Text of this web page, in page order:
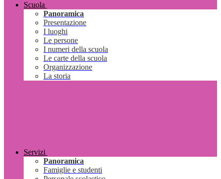
Scuola
Panoramica
Presentazione
I luoghi
Le persone
I numeri della scuola
Le carte della scuola
Organizzazione
La storia
Servizi
Panoramica
Famiglie e studenti